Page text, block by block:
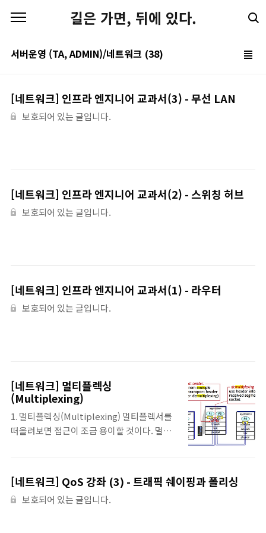
길은 가면, 뒤에 있다.
서버운영 (TA, ADMIN)/네트워크 (38)
[네트워크] 인프라 엔지니어 교과서(3) - 무선 LAN
보호되어 있는 글입니다.
[네트워크] 인프라 엔지니어 교과서(2) - 스위칭 허브
보호되어 있는 글입니다.
[네트워크] 인프라 엔지니어 교과서(1) - 라우터
보호되어 있는 글입니다.
[네트워크] 멀티플렉싱
(Multiplexing)
1. 멀티플렉싱(Multiplexing) 멀티플렉서를
떠올려보면 접근이 조금 용이할 것이다. 멀티
플렉서의 그림입니다. 소프트웨어에서도 이렇
게 여러개의 입력을 하나의 출력으로 만들어주
[네트워크] QoS 강좌 (3) - 트래픽 쉐이핑과 폴리싱
보호되어 있는 글입니다.